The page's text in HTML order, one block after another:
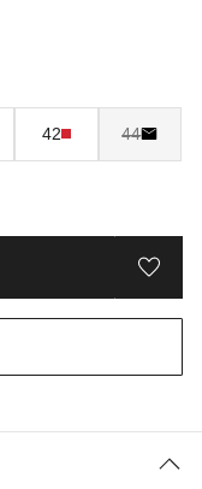
42 44